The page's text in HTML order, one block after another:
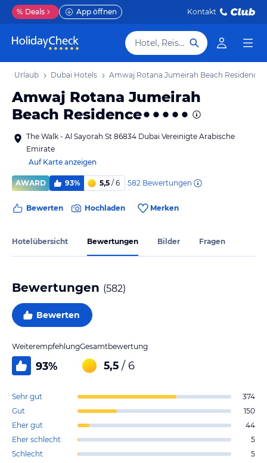
% Deals App öffnen Kontakt
Hotel, Reiseziel
Urlaub Dubai Hotels Amwaj Rotana Jumeirah Beach Residence
Amwaj Rotana Jumeirah
Beach Residence
The Walk - Al Sayorah St 86834 Dubai Vereinigte Arabische
Emirate
Auf Karte anzeigen
AWARD 93% 5,5 / 6 582 Bewertungen
Bewerten Hochladen Merken
Hotelübersicht Bewertungen Bilder Fragen
Bewertungen (582)
Bewerten
Weiterempfehlung
93%
Gesamtbewertung
5,5 / 6
Sehr gut
374
Gut
150
Eher gut
44
Eher schlecht
5
Schlecht
5